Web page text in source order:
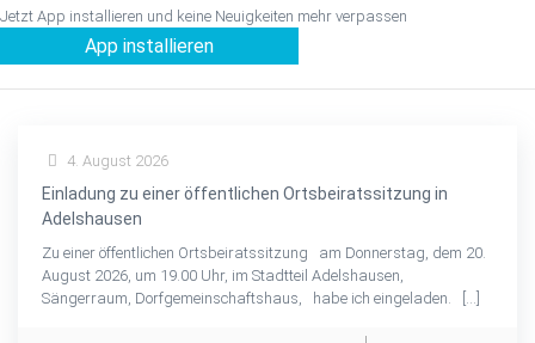
Jetzt App installieren und keine Neuigkeiten mehr verpassen
App installieren
4. August 2026
Einladung zu einer öffentlichen Ortsbeiratssitzung in
Adelshausen
Zu einer öffentlichen Ortsbeiratssitzung am Donnerstag, dem 20.
August 2026, um 19.00 Uhr, im Stadtteil Adelshausen,
Sängerraum, Dorfgemeinschaftshaus, habe ich eingeladen.
[…]